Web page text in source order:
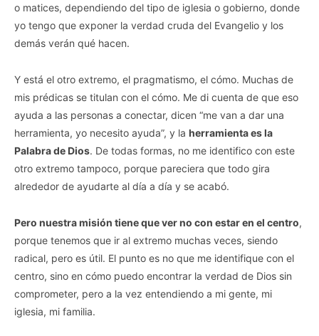
o matices, dependiendo del tipo de iglesia o gobierno, donde
yo tengo que exponer la verdad cruda del Evangelio y los
demás verán qué hacen.
Y está el otro extremo, el pragmatismo, el cómo. Muchas de
mis prédicas se titulan con el cómo. Me di cuenta de que eso
ayuda a las personas a conectar, dicen “me van a dar una
herramienta, yo necesito ayuda”, y la herramienta es la
Palabra de Dios. De todas formas, no me identifico con este
otro extremo tampoco, porque pareciera que todo gira
alrededor de ayudarte al día a día y se acabó.
Pero nuestra misión tiene que ver no con estar en el centro,
porque tenemos que ir al extremo muchas veces, siendo
radical, pero es útil. El punto es no que me identifique con el
centro, sino en cómo puedo encontrar la verdad de Dios sin
comprometer, pero a la vez entendiendo a mi gente, mi
iglesia, mi familia.